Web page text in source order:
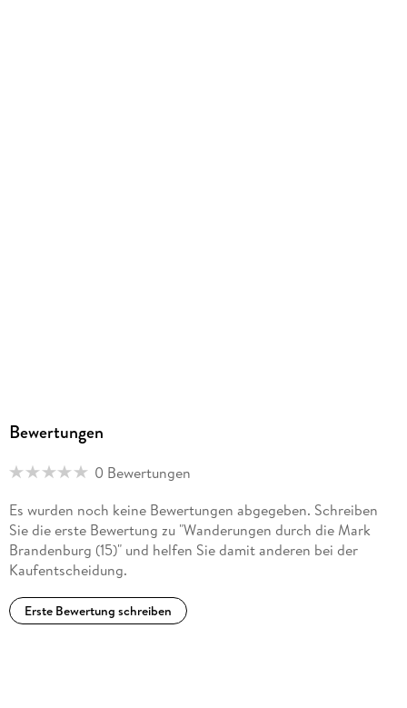
Bewertungen
0 Bewertungen
Es wurden noch keine Bewertungen abgegeben. Schreiben
Sie die erste Bewertung zu "Wanderungen durch die Mark
Brandenburg (15)" und helfen Sie damit anderen bei der
Kaufentscheidung.
Erste Bewertung schreiben